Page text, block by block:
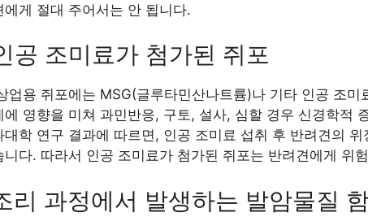
에게 절대 주어서는 안 됩니다.
공 조미료가 첨가된 쥐포
업용 쥐포에는 MSG(글루타민산나트륨)나 기타 인공 조
에 영향을 미쳐 과민반응, 구토, 설사, 심할 경우 신경학적
대학 연구 결과에 따르면, 인공 조미료 섭취 후 반려견의
니다. 따라서 인공 조미료가 첨가된 쥐포는 반려견에게 위
리 과정에서 발생하는 발암물질